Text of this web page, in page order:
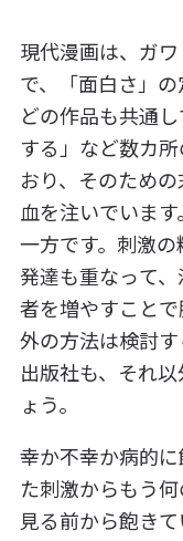
現代漫画は、ガ
で、「面白さ」の
どの作品も共通
する」など数カ
おり、そのため
血を注いでいま
一方です。刺激
発達も重なって
者を増やすこと
外の方法は検討
出版社も、それ
ょう。
幸か不幸か病的
た刺激からもう
見る前から飽きて